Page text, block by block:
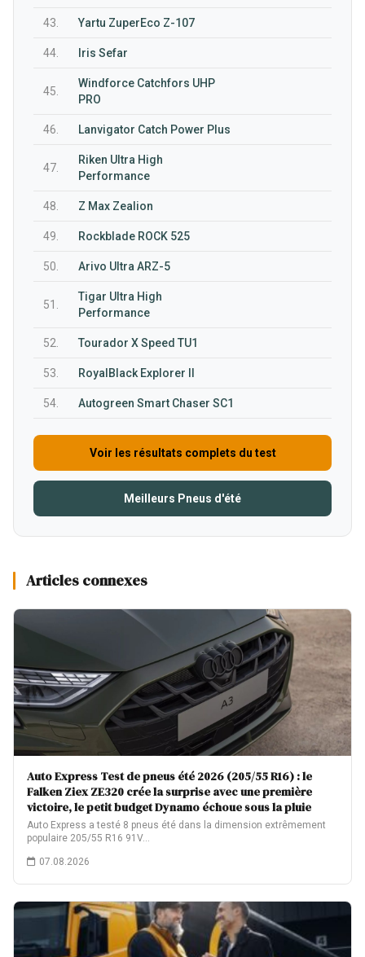
43. Yartu ZuperEco Z-107
44. Iris Sefar
45.
Windforce Catchfors UHP
PRO
46. Lanvigator Catch Power Plus
47.
Riken Ultra High
Performance
48. Z Max Zealion
49. Rockblade ROCK 525
50. Arivo Ultra ARZ-5
51.
Tigar Ultra High
Performance
52. Tourador X Speed TU1
53. RoyalBlack Explorer II
54. Autogreen Smart Chaser SC1
Voir les résultats complets du test
Meilleurs Pneus d'été
Articles connexes
Auto Express Test de pneus été 2026 (205/55 R16) : le
Falken Ziex ZE320 crée la surprise avec une première
victoire, le petit budget Dynamo échoue sous la pluie
Auto Express a testé 8 pneus été dans la dimension extrêmement
populaire 205/55 R16 91V…
07.08.2026